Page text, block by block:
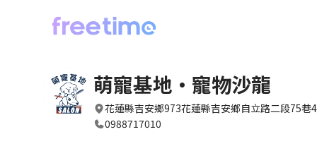
萌寵基地•寵物沙龍
花蓮縣吉安鄉973花蓮縣吉安鄉自立路二段75巷
0988717010